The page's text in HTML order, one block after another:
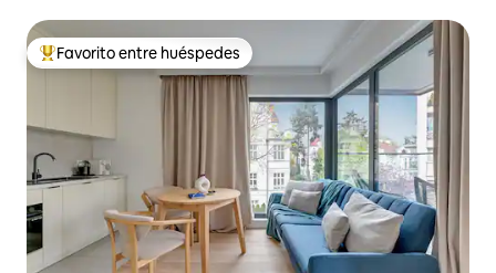
De los mejores en Favorito entre huéspedes
Favorito entre huéspedes